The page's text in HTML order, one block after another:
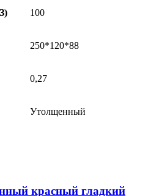
100
250*120*88
0,27
Утолщенный
красный гладкий